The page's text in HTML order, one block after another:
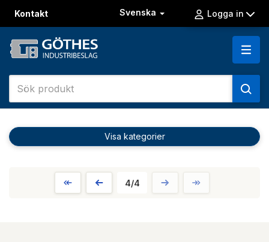
Kontakt Svenska Logga in
Visa kategorier
4/4